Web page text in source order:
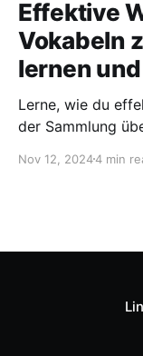
Effektive
Vokabeln
lernen
Lerne, wie du
der Sammlung
dieser cleveren
Nov 12, 20244 min